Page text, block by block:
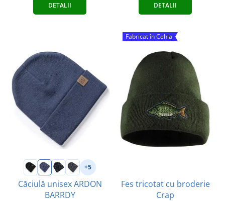
DETALII DETALII
+5
Căciulă unisex ARDON
BARRDY
Fabricat în Cehia
Fes tricotat cu broderie
Crap